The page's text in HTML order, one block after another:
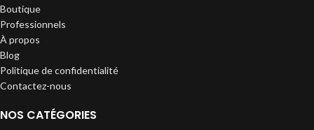
Boutique
Professionnels
À propos
Blog
Politique de confidentialité
Contactez-nous
NOS CATÉGORIES